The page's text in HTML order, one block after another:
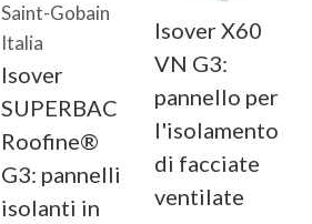
Saint-Gobain
Italia
Isover
SUPERBAC
Roofine®
G3: pannelli
isolanti in
Isover X60
VN G3:
pannello per
l'isolamento
di facciate
ventilate